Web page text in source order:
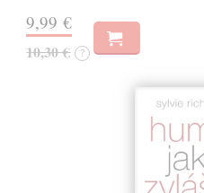
9,99 €
10,30 € ?